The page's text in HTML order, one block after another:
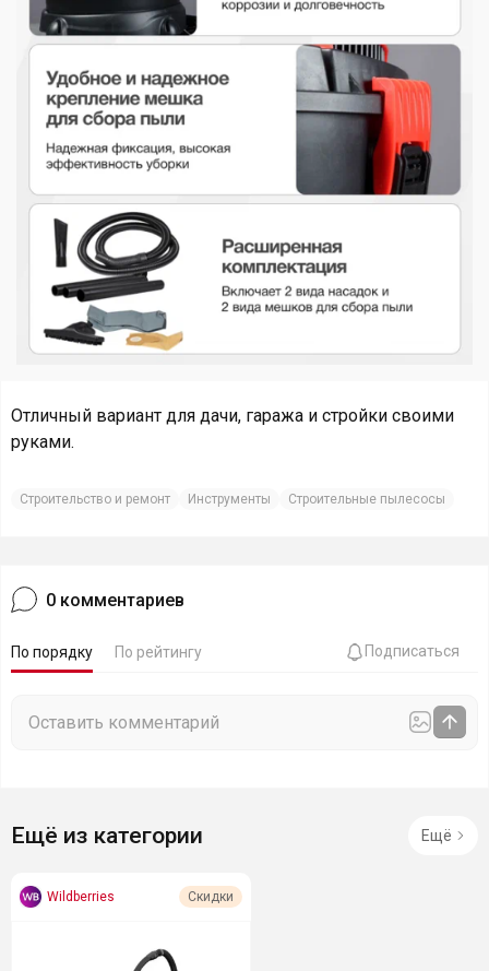
Отличный вариант для дачи, гаража и стройки своими
руками.
Строительство и ремонт Инструменты Строительные пылесосы
0 комментариев
По порядку По рейтингу Подписаться
Ещё из категории Ещё
Wildberries Скидки